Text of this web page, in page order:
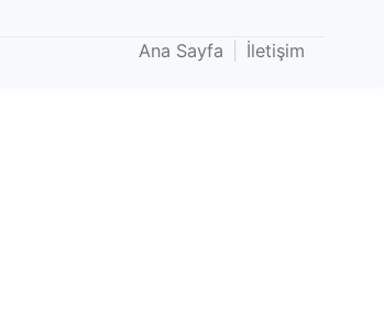
Ana Sayfa İletişim